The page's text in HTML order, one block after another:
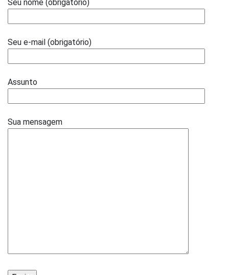
Seu nome (obrigatório)
Seu e-mail (obrigatório)
Assunto
Sua mensagem